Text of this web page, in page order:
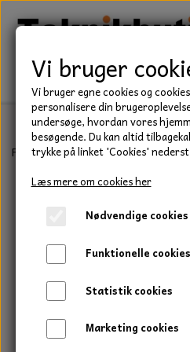
LEJER
HAVE/
UNIVERSALE REMME
TRAKTOR/
Forside Have/Park Olie til
Vi bruger
Vi bruger egne cookies og
personalisere din
undersøge, hvordan vores
besøgende. Du kan altid
trykke på linket 'Cookies'
Læs mere om cookies her
Nødvendige cookies
Funktionelle cookies
Statistik cookies
Marketing cookies